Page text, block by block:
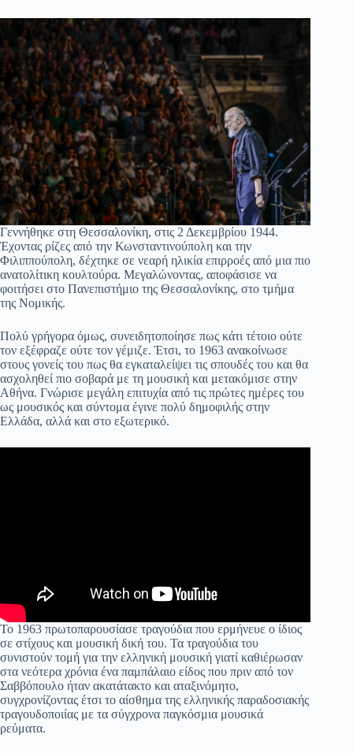
Γεννήθηκε στη Θεσσαλονίκη, στις 2 Δεκεμβρίου 1944.
Έχοντας ρίζες από την Κωνσταντινούπολη και την
Φιλιππούπολη, δέχτηκε σε νεαρή ηλικία επιρροές από μια πιο
ανατολίτικη κουλτούρα. Μεγαλώνοντας, αποφάσισε να
φοιτήσει στο Πανεπιστήμιο της Θεσσαλονίκης, στο τμήμα
της Νομικής.
Πολύ γρήγορα όμως, συνειδητοποίησε πως κάτι τέτοιο ούτε
τον εξέφραζε ούτε τον γέμιζε. Έτσι, το 1963 ανακοίνωσε
στους γονείς του πως θα εγκαταλείψει τις σπουδές του και θα
ασχοληθεί πιο σοβαρά με τη μουσική και μετακόμισε στην
Αθήνα. Γνώρισε μεγάλη επιτυχία από τις πρώτες ημέρες του
ως μουσικός και σύντομα έγινε πολύ δημοφιλής στην
Ελλάδα, αλλά και στο εξωτερικό.
Το 1963 πρωτοπαρουσίασε τραγούδια που ερμήνευε ο ίδιος
σε στίχους και μουσική δική του. Τα τραγούδια του
συνιστούν τομή για την ελληνική μουσική γιατί καθιέρωσαν
στα νεότερα χρόνια ένα παμπάλαιο είδος που πριν από τον
Σαββόπουλο ήταν ακατάτακτο και αταξινόμητο,
συγχρονίζοντας έτσι το αίσθημα της ελληνικής παραδοσιακής
τραγουδοποιίας με τα σύγχρονα παγκόσμια μουσικά
ρεύματα.